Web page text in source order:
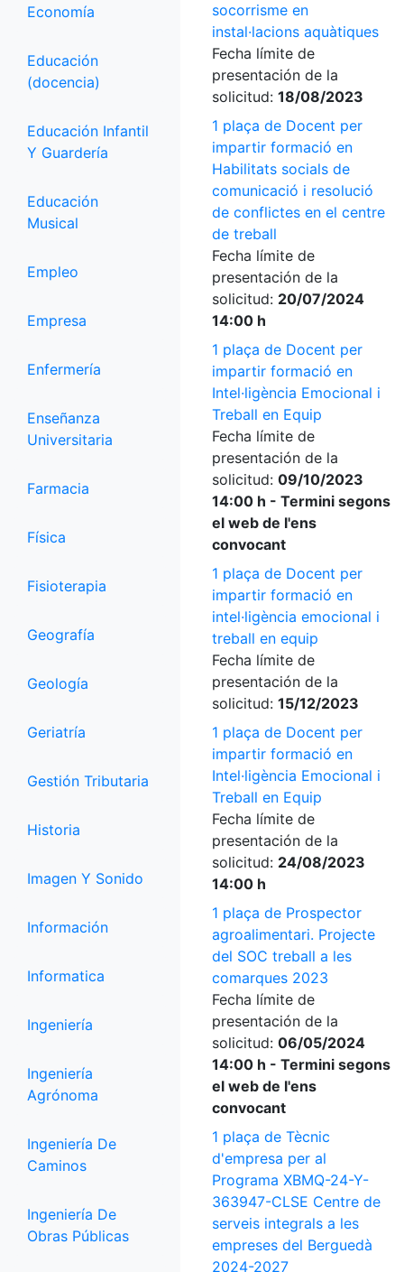
Economía
Educación
(docencia)
Educación Infantil
Y Guardería
Educación
Musical
Empleo
Empresa
Enfermería
Enseñanza
Universitaria
Farmacia
Física
Fisioterapia
Geografía
Geología
Geriatría
Gestión Tributaria
Historia
Imagen Y Sonido
Información
Informatica
Ingeniería
Ingeniería
Agrónoma
Ingeniería De
Caminos
Ingeniería De
Obras Públicas
socorrisme en
instal·lacions aquàtiques
Fecha límite de
presentación de la
solicitud: 18/08/2023
1 plaça de Docent per
impartir formació en
Habilitats socials de
comunicació i resolució
de conflictes en el centre
de treball
Fecha límite de
presentación de la
solicitud: 20/07/2024
14:00 h
1 plaça de Docent per
impartir formació en
Intel·ligència Emocional i
Treball en Equip
Fecha límite de
presentación de la
solicitud: 09/10/2023
14:00 h - Termini segons
el web de l'ens
convocant
1 plaça de Docent per
impartir formació en
intel·ligència emocional i
treball en equip
Fecha límite de
presentación de la
solicitud: 15/12/2023
1 plaça de Docent per
impartir formació en
Intel·ligència Emocional i
Treball en Equip
Fecha límite de
presentación de la
solicitud: 24/08/2023
14:00 h
1 plaça de Prospector
agroalimentari. Projecte
del SOC treball a les
comarques 2023
Fecha límite de
presentación de la
solicitud: 06/05/2024
14:00 h - Termini segons
el web de l'ens
convocant
1 plaça de Tècnic
d'empresa per al
Programa XBMQ-24-Y-
363947-CLSE Centre de
serveis integrals a les
empreses del Berguedà
2024-2027